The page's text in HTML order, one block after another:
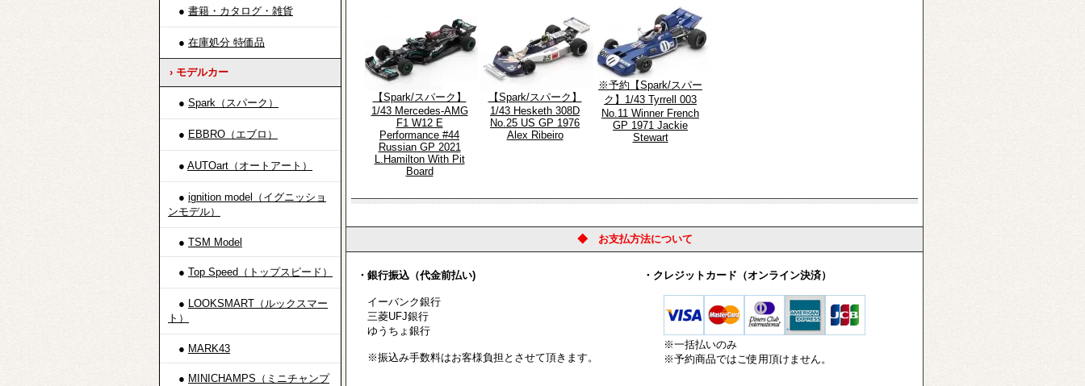
● 書籍・カタログ・雑貨
● 在庫処分 特価品
› モデルカー
● Spark（スパーク）
● EBBRO（エブロ）
● AUTOart（オートアート）
● ignition model（イグニッショ
ンモデル）
● TSM Model
● Top Speed（トップスピード）
● LOOKSMART（ルックスマー
ト）
● MARK43
● MINICHAMPS（ミニチャンプ
【Spark/スパーク】
1/43 Mercedes-AMG
F1 W12 E
Performance #44
Russian GP 2021
L.Hamilton With Pit
Board
【Spark/スパーク】
1/43 Hesketh 308D
No.25 US GP 1976
Alex Ribeiro
※予約【Spark/スパー
ク】1/43 Tyrrell 003
No.11 Winner French
GP 1971 Jackie
Stewart
◆ お支払方法について
・銀行振込（代金前払い)
イーバンク銀行
三菱UFJ銀行
ゆうちょ銀行
※振込み手数料はお客様負担とさせて頂きます。
・クレジットカード（オンライン決済）
※一括払いのみ
※予約商品ではご使用頂けません。